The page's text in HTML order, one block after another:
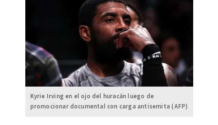
Kyrie Irving en el ojo del huracán luego de
promocionar documental con carga antisemita (AFP)